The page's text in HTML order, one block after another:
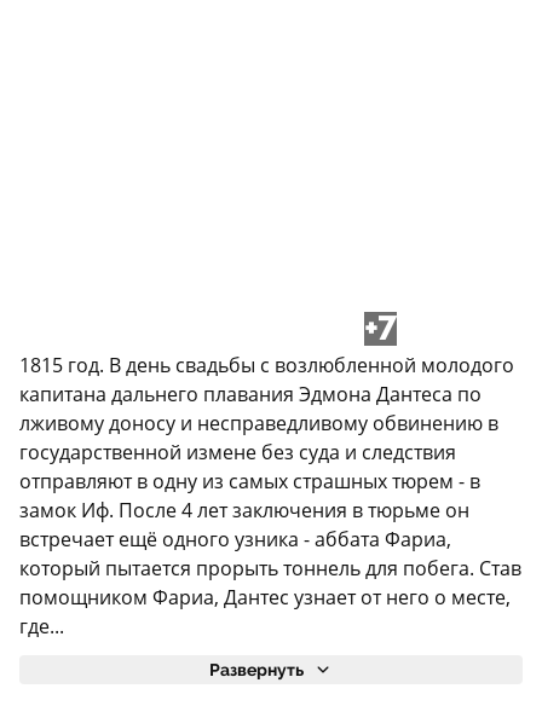
+7
1815 год. В день свадьбы с возлюбленной молодого
капитана дальнего плавания Эдмона Дантеса по
лживому доносу и несправедливому обвинению в
государственной измене без суда и следствия
отправляют в одну из самых страшных тюрем - в
замок Иф. После 4 лет заключения в тюрьме он
встречает ещё одного узника - аббата Фариа,
который пытается прорыть тоннель для побега. Став
помощником Фариа, Дантес узнает от него о месте,
где...
Развернуть